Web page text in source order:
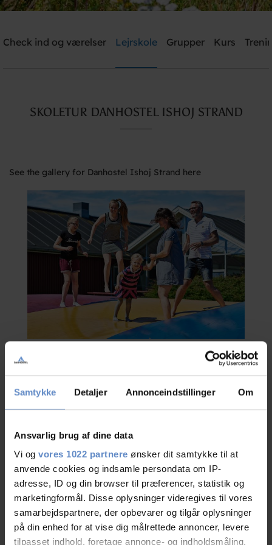
Samtykke Detaljer Annonceindstillinger Om
Ansvarlig brug af dine data
Vi og vores 1022 partnere ønsker dit samtykke til at
anvende cookies og indsamle persondata om IP-
adresse, ID og din browser til præferencer, statistik og
marketingformål. Disse oplysninger videregives til vores
samarbejdspartnere, der opbevarer og tilgår oplysninger
på din enhed for at vise dig målrettede annoncer, levere
tilpasset indhold, foretage annonce- og indholdsmåling,
Need help? Ring: +45 4353 5015
Check ind og værelser Lejrskole Grupper Kurs
SKOLETUR DANHOSTEL ISHOJ STRAND
See the gallery for Danhostel Ishoj Strand here
Lejrskole
valgt helt rigtigt. Vandrerhjemmet ligger trygt og flot placeret i grønne
omgivelser tæt ved strand og vand, og alligevel kun 20 minutters kørsel med
København. Vi har 1500m2 aktivitetsplads med lege- og spilleredskaber for
både små og store.
Værelserne er moderne og rummelige. Maden er veltillavet, sund og rigelig
er selvfølgelig tilpasset forskellige behov, alt efter aldersklasse, præferencer
og kultur til både børn og voksne. Du kan vælge mellem 1/2 og 1/1 pension